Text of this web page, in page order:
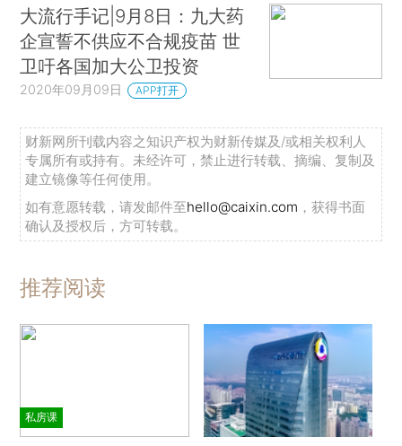
大流行手记|9月8日：九大药
企宣誓不供应不合规疫苗 世
卫吁各国加大公卫投资
2020年09月09日 APP打开
财新网所刊载内容之知识产权为财新传媒及/或相关权利人
专属所有或持有。未经许可，禁止进行转载、摘编、复制及
建立镜像等任何使用。
如有意愿转载，请发邮件至hello@caixin.com ，获得书面
确认及授权后，方可转载。
推荐阅读
私房课